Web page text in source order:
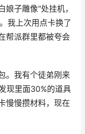
子雕像"处挂机，
。我上次用点卡换了
帮派群里都被夸会
。我有个徒弟刚来
现里面30%的道具
慢慢攒材料，现在